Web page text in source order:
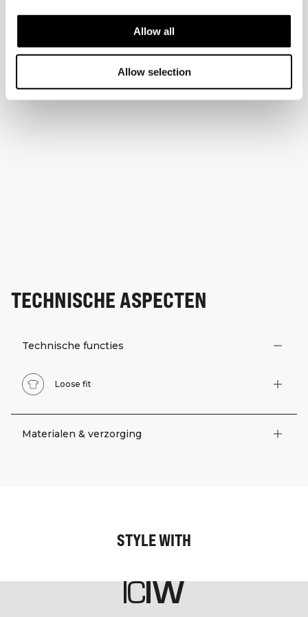
Allow all
Allow selection
TECHNISCHE ASPECTEN
Technische functies
Loose fit
Materialen & verzorging
STYLE WITH